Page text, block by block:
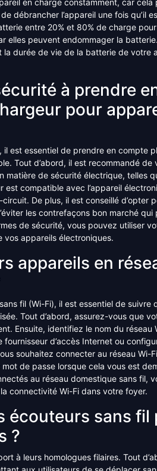
en charge constamment, car cela
débrancher l’appareil une fois qu’il
entre 20% et 80% de charge
elles peuvent endommager la
durée de vie de la batterie de votre
à prendre
pour
il est essentiel de prendre en compte
Tout d’abord, il est recommandé de
matière de sécurité électrique, telles
est compatible avec l’appareil
De plus, il est conseillé d’opter
les contrefaçons bon marché qui
de sécurité, vous pouvez utiliser
vos appareils électroniques.
appareils en
fil (Wi-Fi), il est essentiel de suivre
Tout d’abord, assurez-vous que
Ensuite, identifiez le nom du réseau
d’accès Internet ou
souhaitez connecter au réseau Wi-
de passe lorsque cela vous est
au réseau domestique sans fil,
connectivité Wi-Fi dans votre foyer.
écouteurs sans fil
?
à leurs homologues filaires. Tout